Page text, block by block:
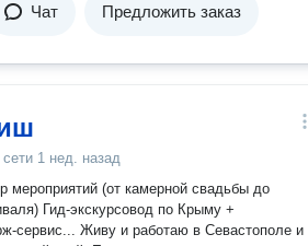
совместных мероприятий.
Чат Предложить заказ
сети 1 нед. назад
Гид-экскурсовод по Крыму +
в Севастополе и